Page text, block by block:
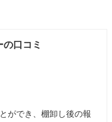
の口コミ
ができ、棚卸し後の報